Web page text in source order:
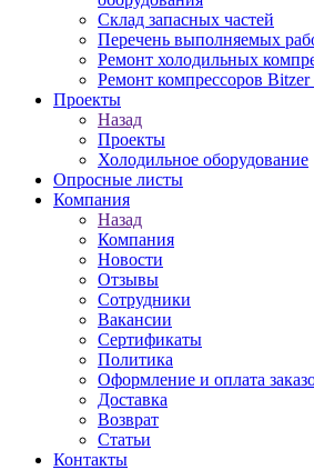
Склад запасных частей
Перечень выполняемых
Ремонт холодильных
Ремонт компрессоров
Проекты
Назад
Проекты
Холодильное оборудование
Опросные листы
Компания
Назад
Компания
Новости
Отзывы
Сотрудники
Вакансии
Сертификаты
Политика
Оформление и оплата
Доставка
Возврат
Статьи
Контакты